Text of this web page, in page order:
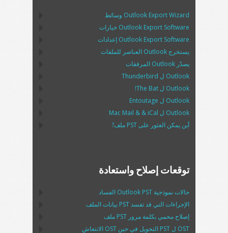
Outlook Export Wizard وسائط
Outlook Export Software خيارات
Outlook Export Software إعدادات
يستخرج Outlook العناصر للملفات
يصدّر Outlook المرفقات
Outlook ل Thunderbird
Outlook ل The Bat!
Outlook ل Entoutage
Outlook ل Mac Mail & & iCal
أين يمكن العثور علىPST ملف?
توقعات إصلاح واستعادة
حالات نموذجية Outlook PST الفساد
الإجراءات التي قد تفسدPST بيانات الملف
إصلاح محمي بكلمة مرور PST ملف
OST ل PST التحويل في حين OST الانتعاش